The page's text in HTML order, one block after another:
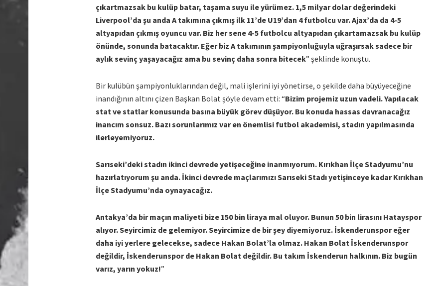
çıkartmazsak bu kulüp batar, taşama suyu ile yürümez. 1,5 milyar dolar değerindeki
Liverpool’da şu anda A takımına çıkmış ilk 11’de U19’dan 4 futbolcu var. Ajax’da da 4-5
altyapıdan çıkmış oyuncu var. Biz her sene 4-5 futbolcu altyapıdan çıkartamazsak bu kulüp
önünde, sonunda batacaktır. Eğer biz A takımının şampiyonluğuyla uğraşırsak sadece bir
aylık sevinç yaşayacağız ama bu sevinç daha sonra bitecek” şeklinde konuştu.
Bir kulübün şampiyonluklarından değil, mali işlerini iyi yönetirse, o şekilde daha büyüyeceğine
inandığının altını çizen Başkan Bolat şöyle devam etti: “Bizim projemiz uzun vadeli. Yapılacak
stat ve statlar konusunda basına büyük görev düşüyor. Bu konuda hassas davranacağız
inancım sonsuz. Bazı sorunlarımız var en önemlisi futbol akademisi, stadın yapılmasında
ilerleyemiyoruz.
Sarıseki’deki stadın ikinci devrede yetişeceğine inanmıyorum. Kırıkhan İlçe Stadyumu’nu
hazırlatıyorum şu anda. İkinci devrede maçlarımızı Sarıseki Stadı yetişinceye kadar Kırıkhan
İlçe Stadyumu’nda oynayacağız.
Antakya’da bir maçın maliyeti bize 150 bin liraya mal oluyor. Bunun 50 bin lirasını Hatayspor
alıyor. Seyircimiz de gelemiyor. Seyircimize de bir şey diyemiyoruz. İskenderunspor eğer
daha iyi yerlere gelecekse, sadece Hakan Bolat’la olmaz. Hakan Bolat İskenderunspor
değildir, İskenderunspor de Hakan Bolat değildir. Bu takım İskenderun halkının. Biz bugün
varız, yarın yokuz!”